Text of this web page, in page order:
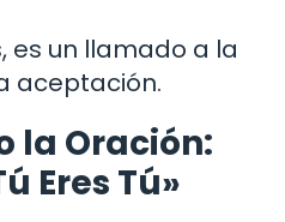
es un llamado a la
aceptación.
la Oración:
Eres Tú»